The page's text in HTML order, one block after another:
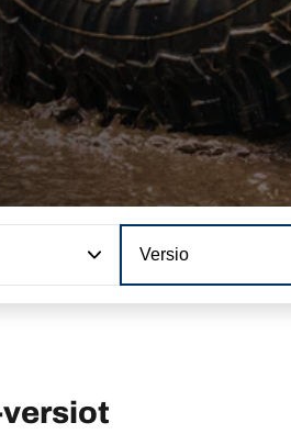
Versio
versiot